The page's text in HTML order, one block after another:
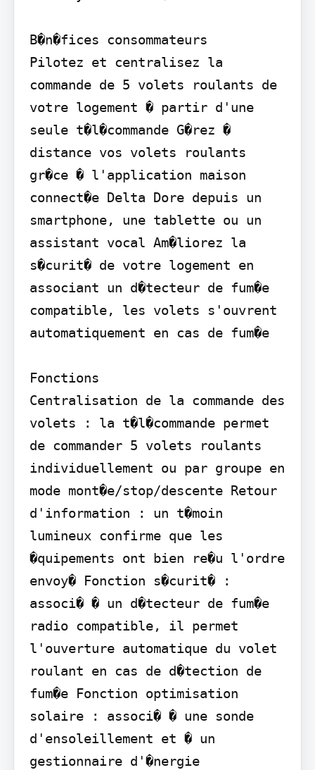
B�n�fices consommateurs
Pilotez et centralisez la
commande de 5 volets roulants de
votre logement � partir d'une
seule t�l�commande G�rez �
distance vos volets roulants
gr�ce � l'application maison
connect�e Delta Dore depuis un
smartphone, une tablette ou un
assistant vocal Am�liorez la
s�curit� de votre logement en
associant un d�tecteur de fum�e
compatible, les volets s'ouvrent
automatiquement en cas de fum�e
Fonctions
Centralisation de la commande des
volets : la t�l�commande permet
de commander 5 volets roulants
individuellement ou par groupe en
mode mont�e/stop/descente Retour
d'information : un t�moin
lumineux confirme que les
�quipements ont bien re�u l'ordre
envoy� Fonction s�curit� :
associ� � un d�tecteur de fum�e
radio compatible, il permet
l'ouverture automatique du volet
roulant en cas de d�tection de
fum�e Fonction optimisation
solaire : associ� � une sonde
d'ensoleillement et � un
gestionnaire d'�nergie